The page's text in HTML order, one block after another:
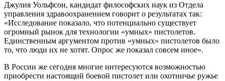
Джулия Уольфсон, кандидат философских наук из Отдела
управления здравоохранением говорит о результатах так:
«Исследование показало, что потенциально существует
огромный рынок для технологии «умных» пистолетов.
Единственным аргументом против «умных» пистолетов было
то, что люди их не хотят. Опрос же показал совсем иное».
В России же сегодня многие интересуются возможностью
приобрести настоящий боевой пистолет или охотничье ружье